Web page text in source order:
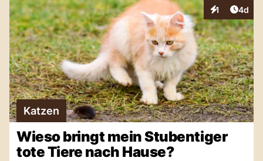
1
Interaktionen
4d
Katzen
Wieso bringt mein Stubentiger
tote Tiere nach Hause?